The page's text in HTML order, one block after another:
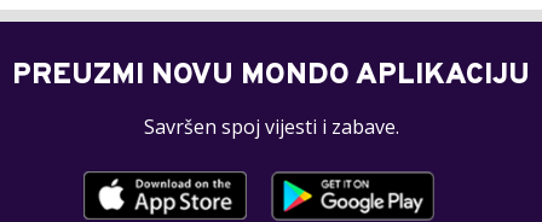
PREUZMI NOVU MONDO APLIKACIJU
Savršen spoj vijesti i zabave.